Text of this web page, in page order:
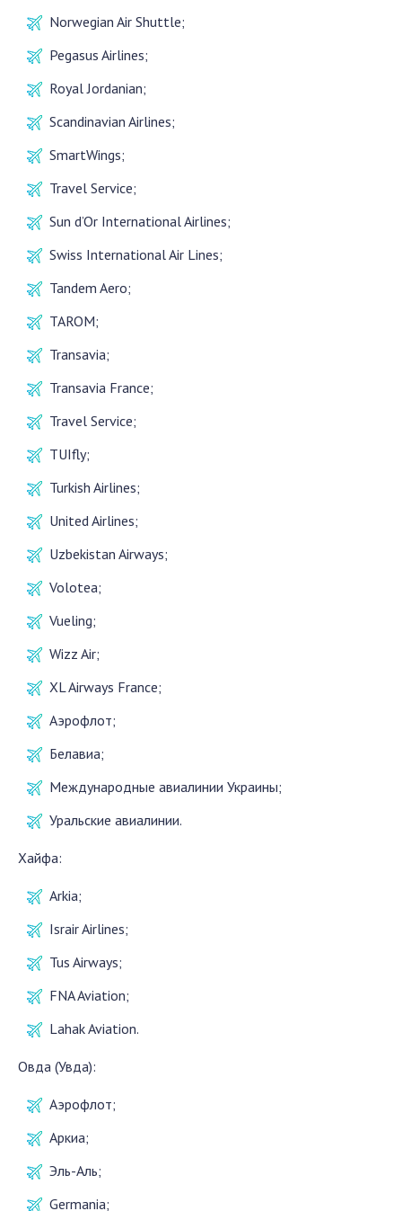
Norwegian Air Shuttle;
Pegasus Airlines;
Royal Jordanian;
Scandinavian Airlines;
SmartWings;
Travel Service;
Sun d’Or International Airlines;
Swiss International Air Lines;
Tandem Aero;
TAROM;
Transavia;
Transavia France;
Travel Service;
TUIfly;
Turkish Airlines;
United Airlines;
Uzbekistan Airways;
Volotea;
Vueling;
Wizz Air;
XL Airways France;
Аэрофлот;
Белавиа;
Международные авиалинии Украины;
Уральские авиалинии.
Хайфа:
Arkia;
Israir Airlines;
Tus Airways;
FNA Aviation;
Lahak Aviation.
Овда (Увда):
Аэрофлот;
Аркиа;
Эль-Аль;
Germania;